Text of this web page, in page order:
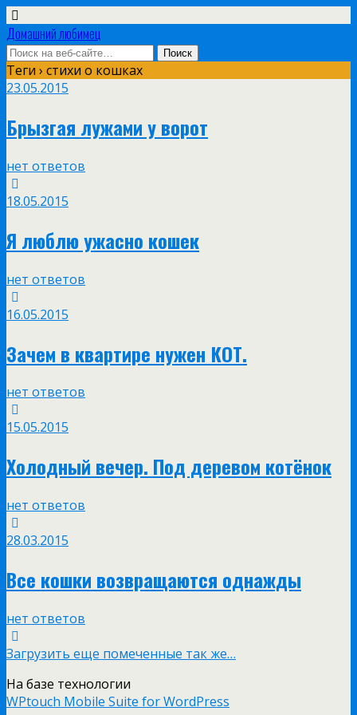
Домашний любимец
Теги › стихи о кошках
23.05.2015
Брызгая лужами у ворот
нет ответов
18.05.2015
Я люблю ужасно кошек
нет ответов
16.05.2015
Зачем в квартире нужен КОТ.
нет ответов
15.05.2015
Холодный вечер. Под деревом котёнок
нет ответов
28.03.2015
Все кошки возвращаются однажды
нет ответов
Загрузить еще помеченные так же…
На базе технологии
WPtouch Mobile Suite for WordPress